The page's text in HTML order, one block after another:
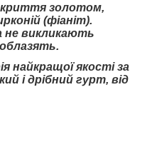
золотом,
(фіаніт).
не викликають
найкращої якості за
і дрібний гурт, від